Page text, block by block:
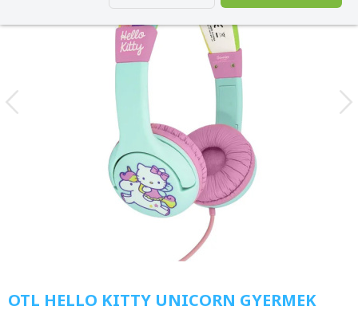
OTL HELLO KITTY UNICORN GYERMEK